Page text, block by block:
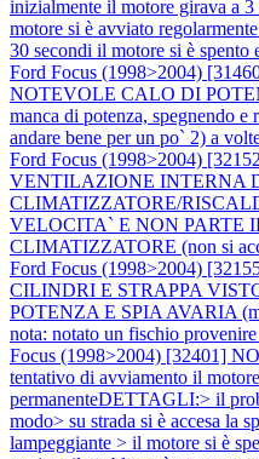
inizialmente il motore girava a
motore si è avviato
30 secondi il motore si è spento
Ford Focus (1998>2004)
NOTEVOLE CALO DI
manca di potenza, spegnendo
andare bene per un po` 2) a
Ford Focus (1998>2004)
VENTILAZIONE INTERNA
CLIMATIZZATORE/
VELOCITA` E NON PARTE
CLIMATIZZATORE (non si
Ford Focus (1998>2004)
CILINDRI E STRAPPA
POTENZA E SPIA AVARIA
nota: notato un fischio
Focus (1998>2004) [32401]
tentativo di avviamento il
permanenteDETTAGLI:> il
modo> su strada si è accesa la
lampeggiante > il motore si è